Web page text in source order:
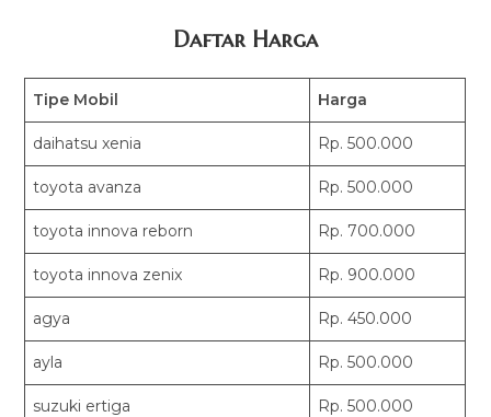
Daftar Harga
Tipe Mobil Harga
daihatsu xenia Rp. 500.000
toyota avanza Rp. 500.000
toyota innova reborn Rp. 700.000
toyota innova zenix Rp. 900.000
agya Rp. 450.000
ayla Rp. 500.000
suzuki ertiga Rp. 500.000